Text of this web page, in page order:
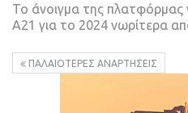
Το άνοιγμα της πλατφόρμας
Α21 για το 2024 νωρίτερα
ΠΑΛΑΙΌΤΕΡΕΣ ΑΝΑΡΤΉΣΕΙΣ